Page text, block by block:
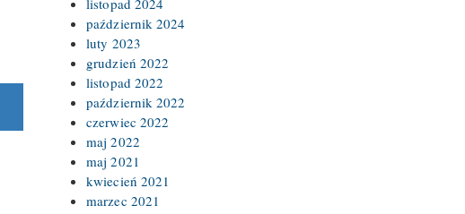
październik 2024
luty 2023
grudzień 2022
listopad 2022
październik 2022
czerwiec 2022
maj 2022
maj 2021
kwiecień 2021
marzec 2021